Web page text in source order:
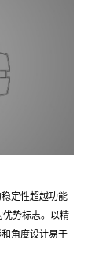
定性超越功能
势标志。以精
角度设计易于